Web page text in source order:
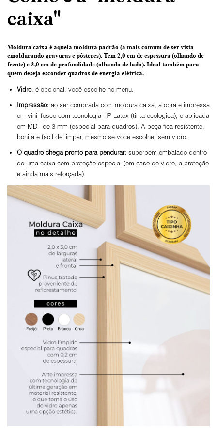
caixa"
Moldura caixa é aquela moldura padrão (a mais comum de ser vista
emoldurando gravuras e pôsteres). Tem 2,0 cm de espessura (olhando de
frente) e 3,0 cm de profundidade (olhando de lado). Ideal também para
quem deseja esconder quadros de energia elétrica.
Vidro: é opcional, você escolhe no menu.
Impressão: ao ser comprada com moldura caixa, a obra é impressa
em vinil fosco com tecnologia HP Látex (tinta ecológica), e aplicada
em MDF de 3 mm (especial para quadros). A peça fica resistente,
bonita e fácil de limpar, mesmo se você escolher sem vidro.
O quadro chega pronto para pendurar: superbem embalado dentro
de uma caixa com proteção especial (em caso de vidro, a proteção
é ainda mais reforçada).